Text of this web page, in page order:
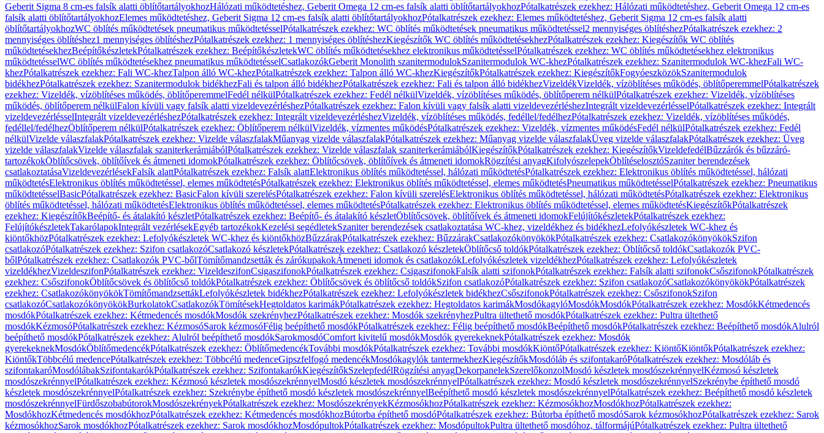
Geberit Sigma 8 cm-es falsík alatti öblítőtartályokhozHálózati működtetéshez, Geberit Omega 12 cm-es falsík alatti öblítőtartályokhozPótalkatrészek ezekhez: Hálózati működtetéshez, Geberit Omega 12 cm-es
falsík alatti öblítőtartályokhozElemes működtetéshez, Geberit Sigma 12 cm-es falsík alatti öblítőtartályokhozPótalkatrészek ezekhez: Elemes működtetéshez, Geberit Sigma 12 cm-es falsík alatti
öblítőtartályokhozWC öblítés működtetések pneumatikus működtetésselPótalkatrészek ezekhez: WC öblítés működtetések pneumatikus működtetéssel2 mennyiséges öblítéshezPótalkatrészek ezekhez: 2
mennyiséges öblítéshez1 mennyiséges öblítéshezPótalkatrészek ezekhez: 1 mennyiséges öblítéshezKiegészítők WC öblítés működtetésekhezPótalkatrészek ezekhez: Kiegészítők WC öblítés
működtetésekhezBeépítőkészletekPótalkatrészek ezekhez: BeépítőkészletekWC öblítés működtetésekhez elektronikus működtetésselPótalkatrészek ezekhez: WC öblítés működtetésekhez elektronikus
működtetésselWC öblítés működtetésekhez pneumatikus működtetésselCsatlakozókGeberit Monolith szanitermodulokSzanitermodulok WC-khezPótalkatrészek ezekhez: Szanitermodulok WC-khezFali WC-
khezPótalkatrészek ezekhez: Fali WC-khezTalpon álló WC-khezPótalkatrészek ezekhez: Talpon álló WC-khezKiegészítőkPótalkatrészek ezekhez: KiegészítőkFogyóeszközökSzanitermodulok
bidékhezPótalkatrészek ezekhez: Szanitermodulok bidékhezFali és talpon álló bidékhezPótalkatrészek ezekhez: Fali és talpon álló bidékhezVizeldékVizeldék, vízöblítéses működés, öblítőperemmelPótalkatrészek
ezekhez: Vizeldék, vízöblítéses működés, öblítőperemmelFedél nélkülPótalkatrészek ezekhez: Fedél nélkülVizeldék, vízöblítéses működés, öblítőperem nélkülPótalkatrészek ezekhez: Vizeldék, vízöblítéses
működés, öblítőperem nélkülFalon kívüli vagy falsík alatti vizeldevezérléshezPótalkatrészek ezekhez: Falon kívüli vagy falsík alatti vizeldevezérléshezIntegrált vizeldevezérlésselPótalkatrészek ezekhez: Integrált
vizeldevezérlésselIntegrált vizeldevezérléshezPótalkatrészek ezekhez: Integrált vizeldevezérléshezVizeldék, vízöblítéses működés, fedéllel/fedélhezPótalkatrészek ezekhez: Vizeldék, vízöblítéses működés,
fedéllel/fedélhezÖblítőperem nélkülPótalkatrészek ezekhez: Öblítőperem nélkülVizeldék, vízmentes működésPótalkatrészek ezekhez: Vizeldék, vízmentes működésFedél nélkülPótalkatrészek ezekhez: Fedél
nélkülVizelde válaszfalakPótalkatrészek ezekhez: Vizelde válaszfalakMűanyag vizelde válaszfalakPótalkatrészek ezekhez: Műanyag vizelde válaszfalakÜveg vizelde válaszfalakPótalkatrészek ezekhez: Üveg
vizelde válaszfalakVizelde válaszfalak szaniterkerámiábólPótalkatrészek ezekhez: Vizelde válaszfalak szaniterkerámiábólKiegészítőkPótalkatrészek ezekhez: KiegészítőkVizeldefedélBűzzárók és bűzzáró-
tartozékokÖblítőcsövek, öblítőívek és átmeneti idomokPótalkatrészek ezekhez: Öblítőcsövek, öblítőívek és átmeneti idomokRögzítési anyagKifolyószelepekÖblítéselosztóSzaniter berendezések
csatlakoztatásaVizeldevezérlésekFalsík alattPótalkatrészek ezekhez: Falsík alattElektronikus öblítés működtetéssel, hálózati működtetésPótalkatrészek ezekhez: Elektronikus öblítés működtetéssel, hálózati
működtetésElektronikus öblítés működtetéssel, elemes működtetésPótalkatrészek ezekhez: Elektronikus öblítés működtetéssel, elemes működtetésPneumatikus működtetésselPótalkatrészek ezekhez: Pneumatikus
működtetésselBasicPótalkatrészek ezekhez: BasicFalon kívüli szerelésPótalkatrészek ezekhez: Falon kívüli szerelésElektronikus öblítés működtetéssel, hálózati működtetésPótalkatrészek ezekhez: Elektronikus
öblítés működtetéssel, hálózati működtetésElektronikus öblítés működtetéssel, elemes működtetésPótalkatrészek ezekhez: Elektronikus öblítés működtetéssel, elemes működtetésKiegészítőkPótalkatrészek
ezekhez: KiegészítőkBeépítő- és átalakító készletPótalkatrészek ezekhez: Beépítő- és átalakító készletÖblítőcsövek, öblítőívek és átmeneti idomokFelújítókészletekPótalkatrészek ezekhez:
FelújítókészletekTakarólapokIntegrált vezérlésekEgyéb tartozékokKezelési segédletekSzaniter berendezések csatlakoztatása WC-khez, vizeldékhez és bidékhezLefolyókészletek WC-khez és
kiöntőkhözPótalkatrészek ezekhez: Lefolyókészletek WC-khez és kiöntőkhözBűzzárakPótalkatrészek ezekhez: BűzzárakCsatlakozókönyökökPótalkatrészek ezekhez: CsatlakozókönyökökSzifon
csatlakozóPótalkatrészek ezekhez: Szifon csatlakozóCsatlakozó készletekPótalkatrészek ezekhez: Csatlakozó készletekÖblítőcső toldókPótalkatrészek ezekhez: Öblítőcső toldókCsatlakozók PVC-
bőlPótalkatrészek ezekhez: Csatlakozók PVC-bőlTömítőmandzsetták és zárókupakokÁtmeneti idomok és csatlakozókLefolyókészletek vizeldékhezPótalkatrészek ezekhez: Lefolyókészletek
vizeldékhezVizeldeszifonPótalkatrészek ezekhez: VizeldeszifonCsigaszifonokPótalkatrészek ezekhez: CsigaszifonokFalsík alatti szifonokPótalkatrészek ezekhez: Falsík alatti szifonokCsőszifonokPótalkatrészek
ezekhez: CsőszifonokÖblítőcsövek és öblítőcső toldókPótalkatrészek ezekhez: Öblítőcsövek és öblítőcső toldókSzifon csatlakozóPótalkatrészek ezekhez: Szifon csatlakozóCsatlakozókönyökökPótalkatrészek
ezekhez: CsatlakozókönyökökTömítőmandzsettákLefolyókészletek bidékhezPótalkatrészek ezekhez: Lefolyókészletek bidékhezCsőszifonokPótalkatrészek ezekhez: CsőszifonokSzifon
csatlakozóCsatlakozókönyökökBurkolatokCsatlakozókTömítésekHegtoldatos karimákPótalkatrészek ezekhez: Hegtoldatos karimákMosdókagylóMosdókMosdókPótalkatrészek ezekhez: MosdókKétmedencés
mosdókPótalkatrészek ezekhez: Kétmedencés mosdókMosdók szekrényhezPótalkatrészek ezekhez: Mosdók szekrényhezPultra ültethető mosdókPótalkatrészek ezekhez: Pultra ültethető
mosdókKézmosóPótalkatrészek ezekhez: KézmosóSarok kézmosóFélig beépíthető mosdókPótalkatrészek ezekhez: Félig beépíthető mosdókBeépíthető mosdókPótalkatrészek ezekhez: Beépíthető mosdókAlulról
beépíthető mosdókPótalkatrészek ezekhez: Alulról beépíthető mosdókSarokmosdóComfort kivitelű mosdókMosdók gyerekeknekPótalkatrészek ezekhez: Mosdók
gyerekeknekMosdókÖblítőmedencékPótalkatrészek ezekhez: ÖblítőmedencékTovábbi mosdókPótalkatrészek ezekhez: További mosdókKiöntőPótalkatrészek ezekhez: KiöntőKiöntőkPótalkatrészek ezekhez:
KiöntőkTöbbcélú medencePótalkatrészek ezekhez: Többcélú medenceGipszfelfogó medencékMosdókagylók tantermekhezKiegészítőkMosdóláb és szifontakaróPótalkatrészek ezekhez: Mosdóláb és
szifontakaróMosdólábakSzifontakarókPótalkatrészek ezekhez: SzifontakarókKiegészítőkSzelepfedélRögzítési anyagDekorpanelekSzerelőkonzolMosdó készletek mosdószekrénnyelKézmosó készletek
mosdószekrénnyelPótalkatrészek ezekhez: Kézmosó készletek mosdószekrénnyelMosdó készletek mosdószekrénnyelPótalkatrészek ezekhez: Mosdó készletek mosdószekrénnyelSzekrénybe építhető mosdó
készletek mosdószekrénnyelPótalkatrészek ezekhez: Szekrénybe építhető mosdó készletek mosdószekrénnyelBeépíthető mosdó készletek mosdószekrénnyelPótalkatrészek ezekhez: Beépíthető mosdó készletek
mosdószekrénnyelFürdőszobabútorokMosdószekrényekPótalkatrészek ezekhez: MosdószekrényekKézmosókhozPótalkatrészek ezekhez: KézmosókhozMosdókhozPótalkatrészek ezekhez:
MosdókhozKétmedencés mosdókhozPótalkatrészek ezekhez: Kétmedencés mosdókhozBútorba építhető mosdóPótalkatrészek ezekhez: Bútorba építhető mosdóSarok kézmosókhozPótalkatrészek ezekhez: Sarok
kézmosókhozSarok mosdókhozPótalkatrészek ezekhez: Sarok mosdókhozMosdópultokPótalkatrészek ezekhez: MosdópultokPultra ültethető mosdóhoz, tálformájúPótalkatrészek ezekhez: Pultra ültethető